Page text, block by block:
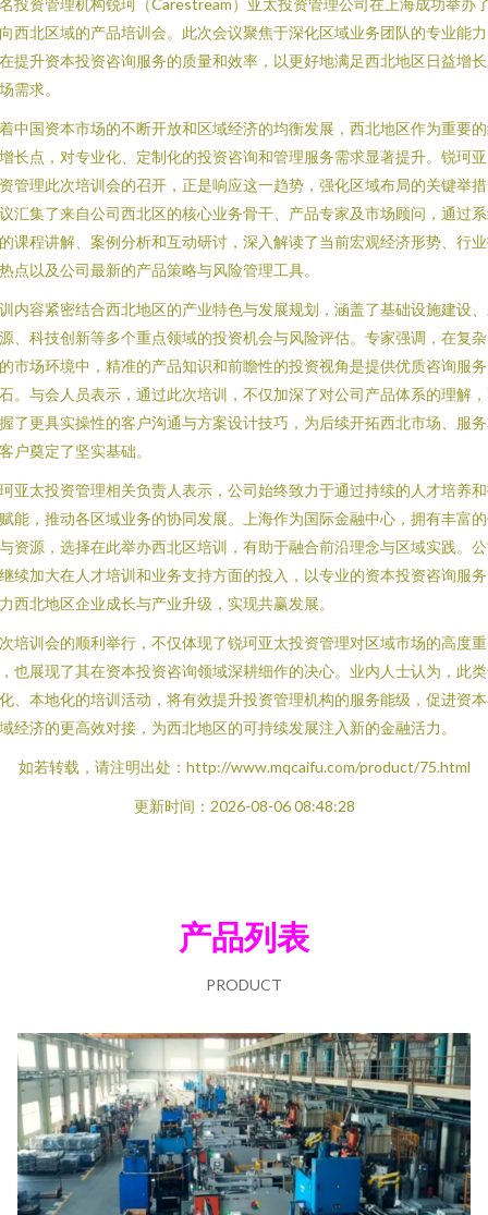
投资管理机构锐珂（Carestream）亚太投资管理公司在上海成功举办
西北区域的产品培训会。此次会议聚焦于深化区域业务团队的专业能
提升资本投资咨询服务的质量和效率，以更好地满足西北地区日益增
需求。
中国资本市场的不断开放和区域经济的均衡发展，西北地区作为重要
长点，对专业化、定制化的投资咨询和管理服务需求显著提升。锐珂
管理此次培训会的召开，正是响应这一趋势，强化区域布局的关键举
汇集了来自公司西北区的核心业务骨干、产品专家及市场顾问，通过
课程讲解、案例分析和互动研讨，深入解读了当前宏观经济形势、行
点以及公司最新的产品策略与风险管理工具。
内容紧密结合西北地区的产业特色与发展规划，涵盖了基础设施建设
、科技创新等多个重点领域的投资机会与风险评估。专家强调，在复
市场环境中，精准的产品知识和前瞻性的投资视角是提供优质咨询服
。与会人员表示，通过此次培训，不仅加深了对公司产品体系的理解
了更具实操性的客户沟通与方案设计技巧，为后续开拓西北市场、服
户奠定了坚实基础。
亚太投资管理相关负责人表示，公司始终致力于通过持续的人才培养
能，推动各区域业务的协同发展。上海作为国际金融中心，拥有丰富
资源，选择在此举办西北区培训，有助于融合前沿理念与区域实践。
续加大在人才培训和业务支持方面的投入，以专业的资本投资咨询服
西北地区企业成长与产业升级，实现共赢发展。
培训会的顺利举行，不仅体现了锐珂亚太投资管理对区域市场的高度重
也展现了其在资本投资咨询领域深耕细作的决心。业内人士认为，此
、本地化的培训活动，将有效提升投资管理机构的服务能级，促进资
经济的更高效对接，为西北地区的可持续发展注入新的金融活力。
如若转载，请注明出处：http://www.mqcaifu.com/product/75.html
更新时间：2026-08-06 08:48:28
产品列表
PRODUCT